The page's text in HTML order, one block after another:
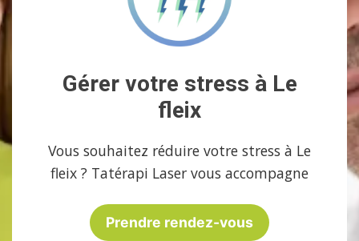
Gérer votre stress à Le
fleix
Vous souhaitez réduire votre stress à Le
fleix ? Tatérapi Laser vous accompagne
Prendre rendez-vous